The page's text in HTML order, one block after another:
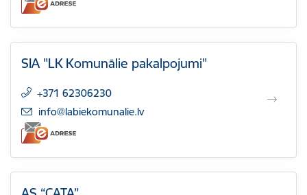
SIA "LK Komunālie pakalpojumi"
+371 62306230
E-pasts:
info@labiekomunalie.lv